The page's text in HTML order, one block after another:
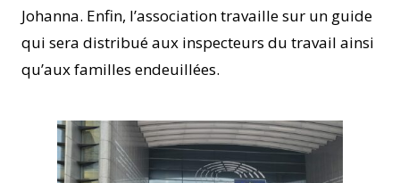
Johanna. Enfin, l’association travaille sur un guide
qui sera distribué aux inspecteurs du travail ainsi
qu’aux familles endeuillées.